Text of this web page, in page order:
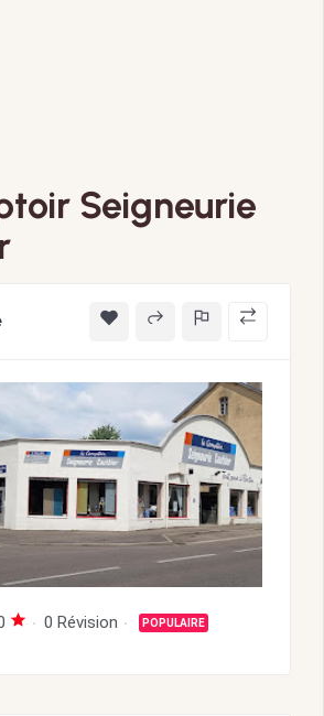
Seigneurie
0 Révision POPULAIRE